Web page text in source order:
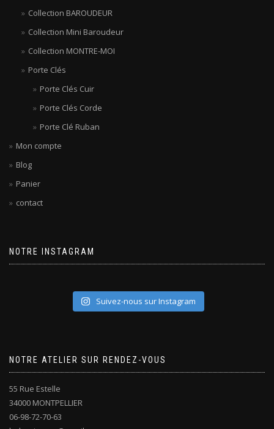
Collection BAROUDEUR
Collection Mini Baroudeur
Collection MONTRE-MOI
Porte Clés
Porte Clés Cuir
Porte Clés Corde
Porte Clé Ruban
Mon compte
Blog
Panier
contact
NOTRE INSTAGRAM
Suivez-nous sur Instagram
NOTRE ATELIER SUR RENDEZ-VOUS
55 Rue Estelle
34000 MONTPELLIER
06-98-72-70-63